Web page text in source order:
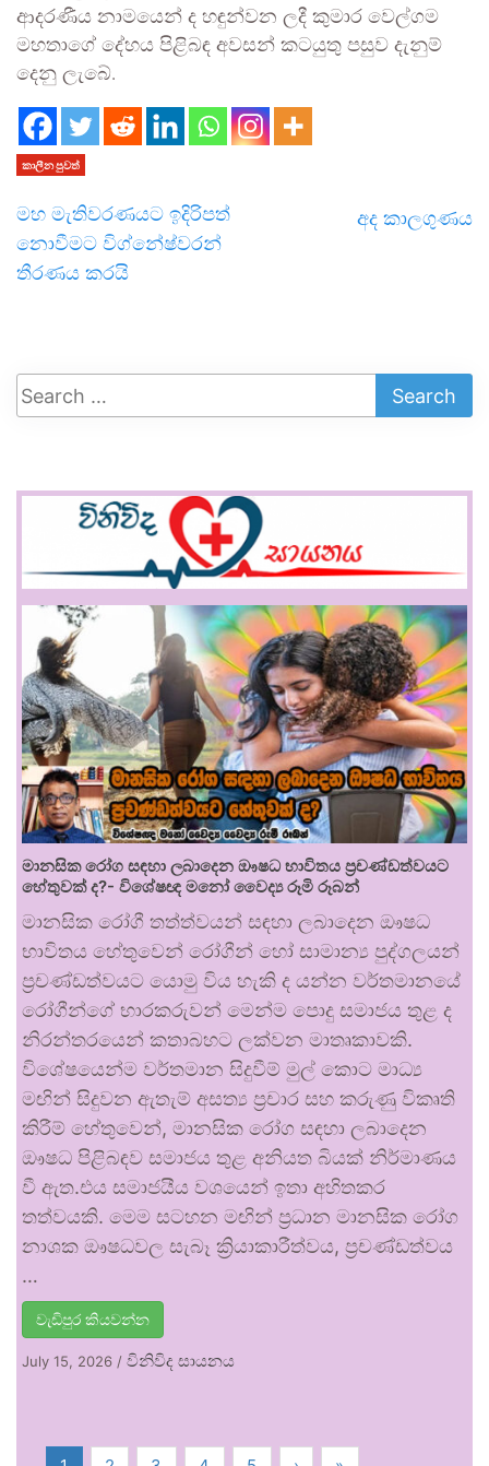
ආදරණීය නාමයෙන් ද හඳුන්වන ලදී කුමාර වෙල්ගම
මහතාගේ දේහය පිළිබඳ අවසන් කටයුතු පසුව දැනුම්
දෙනු ලැබේ.
කාලීන පුවත්
මහ මැතිවරණයට ඉදිරිපත්
නොවීමට විග්නේෂ්වරන්
තීරණය කරයි
අද කාලගුණය
මානසික රෝග සඳහා ලබාදෙන ඖෂධ භාවිතය ප්‍රචණ්ඩත්වයට
හේතුවක් ද?- විශේෂඥ මනෝ වෛද්‍ය රූමි රූබන්
මානසික රෝගී තත්ත්වයන් සඳහා ලබාදෙන ඖෂධ
භාවිතය හේතුවෙන් රෝගීන් හෝ සාමාන්‍ය පුද්ගලයන්
ප්‍රචණ්ඩත්වයට යොමු විය හැකි ද යන්න වර්තමානයේ
රෝගීන්ගේ භාරකරුවන් මෙන්ම පොදු සමාජය තුළ ද
නිරන්තරයෙන් කතාබහට ලක්වන මාතෘකාවකි.
විශේෂයෙන්ම වර්තමාන සිදුවීම් මුල් කොට මාධ්‍ය
මඟින් සිදුවන ඇතැම් අසත්‍ය ප්‍රචාර සහ කරුණු විකෘති
කිරීම් හේතුවෙන්, මානසික රෝග සඳහා ලබාදෙන
ඖෂධ පිළිබඳව සමාජය තුළ අනියත බියක් නිර්මාණය
වී ඇත.එය සමාජයීය වශයෙන් ඉතා අහිතකර
තත්වයකි. මෙම සටහන මඟින් ප්‍රධාන මානසික රෝග
නාශක ඖෂධවල සැබෑ ක්‍රියාකාරීත්වය, ප්‍රචණ්ඩත්වය
…
වැඩිපුර කියවන්න
July 15, 2026 / විනිවිද සායනය